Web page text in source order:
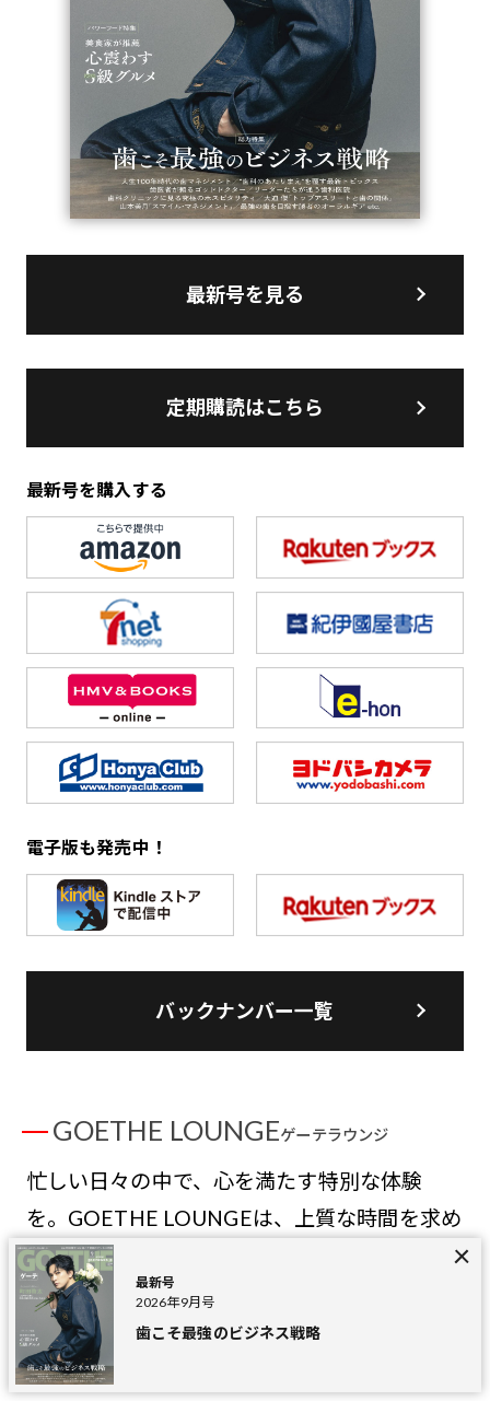
最新号を見る
定期購読はこちら
最新号を購入する
電子版も発売中！
バックナンバー一覧
GOETHE LOUNGEゲーテラウンジ
忙しい日々の中で、心を満たす特別な体験
を。GOETHE LOUNGEは、上質な時間を求め
るあなたのための登録無料の会員制サービ
ス。限定イベント、優待特典、そして選りす
ぐりの情報を通じて、GOETHEだからこそで
きる特別なひとときをお届けします。
最新号
2026年9月号
歯こそ最強のビジネス戦略